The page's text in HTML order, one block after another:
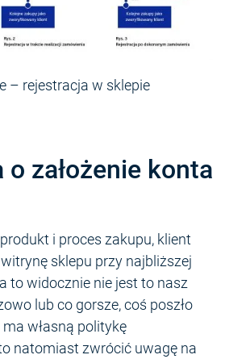
– rejestracja w sklepie
o założenie konta
i proces zakupu, klient
sklepu przy najbliższej
to widocznie nie jest to nasz
lub co gorsze, coś poszło
własną politykę
natomiast zwrócić uwagę na